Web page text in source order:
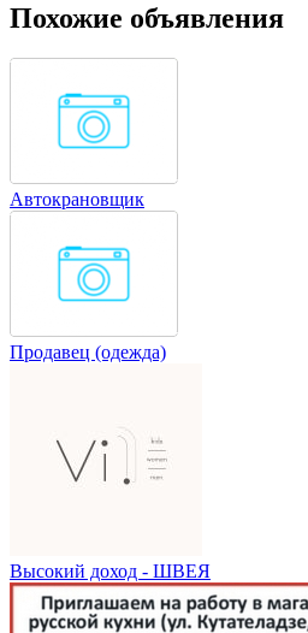
Похожие объявления
Автокрановщик
Продавец (одежда)
Высокий доход - ШВЕЯ